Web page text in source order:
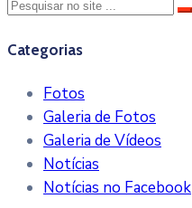
Categorias
Fotos
Galeria de Fotos
Galeria de Vídeos
Notícias
Notícias no Facebook